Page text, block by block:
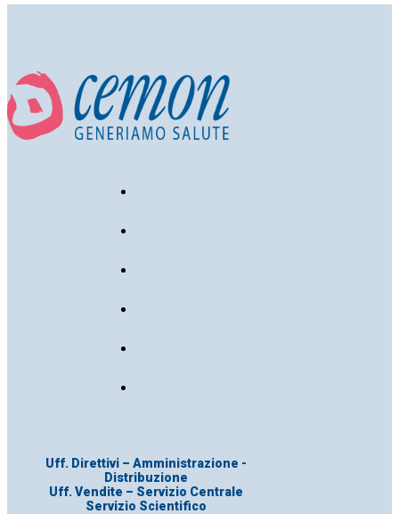
Uff. Direttivi – Amministrazione -
Distribuzione
Uff. Vendite – Servizio Centrale
Servizio Scientifico